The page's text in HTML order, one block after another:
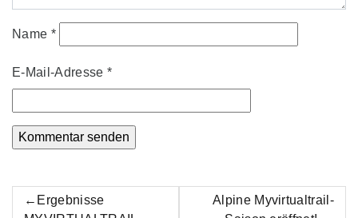
Name *
E-Mail-Adresse *
Beitrags-
Ergebnisse
Alpine Myvirtualtrail-